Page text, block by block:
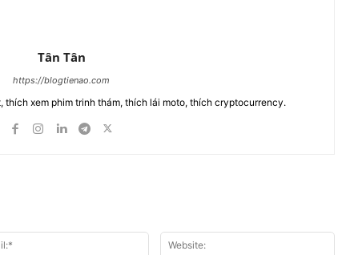
Tân Tân
https://blogtienao.com
thích xem phim trinh thám, thích lái moto, thích cryptocurrency.
Email:*